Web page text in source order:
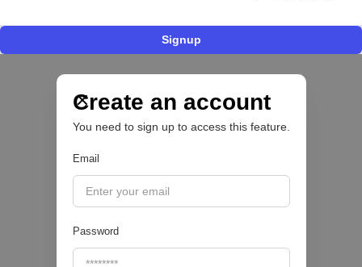
Signup
Create an account
You need to sign up to access this feature.
Email
Password
IA para automatizar la gestión de tesorería de
las PYMEs
BFM 👔
July 28